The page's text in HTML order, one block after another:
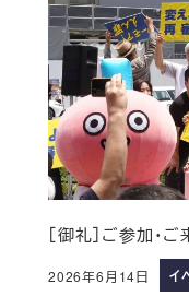
［御礼］ご参加・
2026年6月14日 イ